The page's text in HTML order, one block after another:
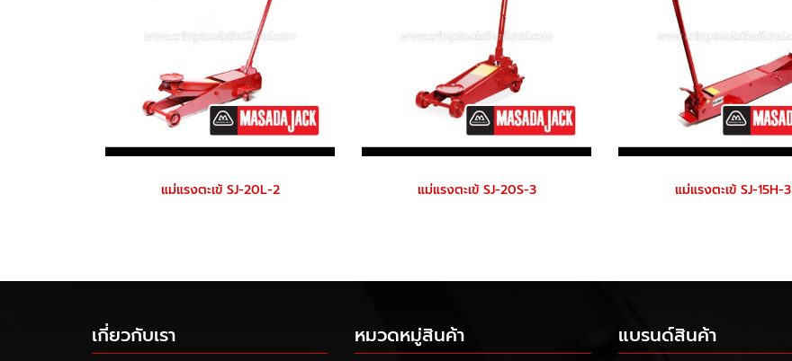
แม่แรงตะเข้ SJ-20L-2 แม่แรงตะเข้ SJ-20S-3 แม่แรงตะเข้ SJ-15H-3
เกี่ยวกับเรา หมวดหมู่สินค้า แบรนด์สินค้า